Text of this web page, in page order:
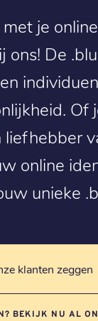
je
ons! De
online
unieke
klanten zeggen
BEKIJK NU AL